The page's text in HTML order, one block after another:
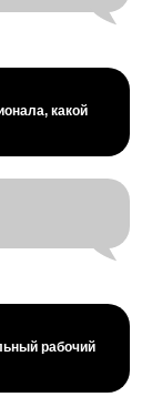
какой
рабочий